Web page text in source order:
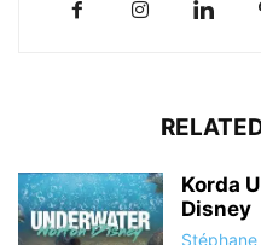
Korda
Disney